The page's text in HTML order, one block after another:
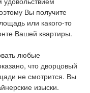
Вы получите
или какого-то
Вашей квартиры.
любые
что дворцовый
не смотрится. Вы
изыски.